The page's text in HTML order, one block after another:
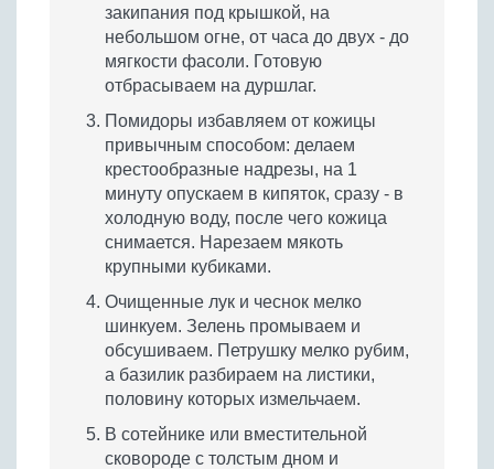
закипания под крышкой, на
небольшом огне, от часа до двух - до
мягкости фасоли. Готовую
отбрасываем на дуршлаг.
Помидоры избавляем от кожицы
привычным способом: делаем
крестообразные надрезы, на 1
минуту опускаем в кипяток, сразу - в
холодную воду, после чего кожица
снимается. Нарезаем мякоть
крупными кубиками.
Очищенные лук и чеснок мелко
шинкуем. Зелень промываем и
обсушиваем. Петрушку мелко рубим,
а базилик разбираем на листики,
половину которых измельчаем.
В сотейнике или вместительной
сковороде с толстым дном и